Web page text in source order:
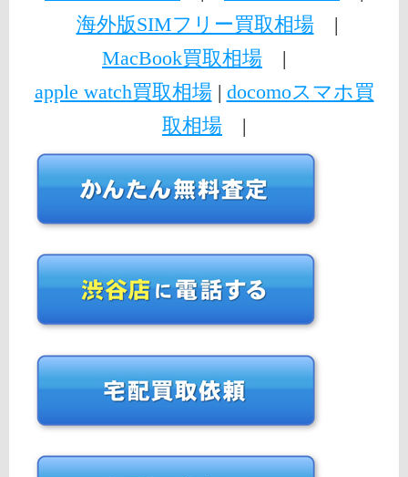
海外版SIMフリー買取相場|
MacBook買取相場 |
apple watch買取相場| docomoスマホ買
取相場 |